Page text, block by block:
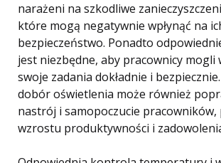
narażeni na szkodliwe
które mogą negatywnie wpłynąć na
bezpieczeństwo. Ponadto
jest niezbędne, aby pracownicy mogli
swoje zadania dokładnie i bezpiecznie.
dobór oświetlenia może również
nastrój i samopoczucie pracowników,
wzrostu produktywności i